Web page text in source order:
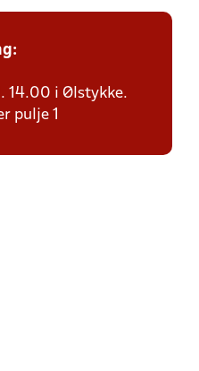
14.00 i Ølstykke.
pulje 1